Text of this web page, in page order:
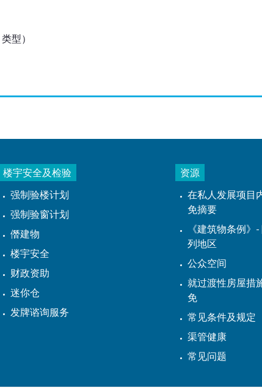
型）
楼宇安全及检验
强制验楼计划
强制验窗计划
僭建物
楼宇安全
财政资助
迷你仓
发牌谘询服务
资源
在私人发展项目
免摘要
《建筑物条例》
列地区
公众空间
就过渡性房屋措
免
常见条件及规定
渠管健康
常见问题